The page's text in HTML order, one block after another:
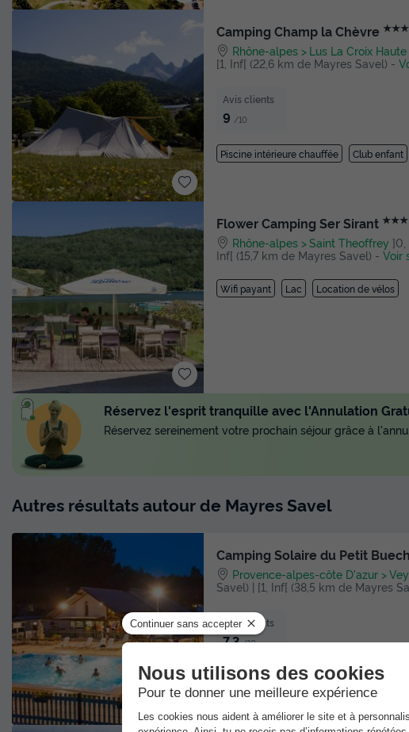
Camping Champ la Chèvre ★★★
Rhône-alpes Lus La Croix Haute
[1, Inf[ (22,6 km de Mayres Savel) -
Avis clients
9 /10
Piscine intérieure chauffée Club enfant
Flower Camping Ser Sirant ★★★
Rhône-alpes Saint Theoffrey ]0,
Inf[ (15,7 km de Mayres Savel) - Voir
Wifi payant Lac Location de vélos
Autres résultats autour de Mayres Savel
Camping Solaire du Petit Buech
Provence-alpes-côte D'azur
Savel) | [1, Inf[ (38,5 km de Mayres
Avis clients
7.3 /10
Wifi payant Club enfant Espace
Réservez l'esprit tranquille avec l'Annulation
Réservez sereinement votre prochain séjour grâce à